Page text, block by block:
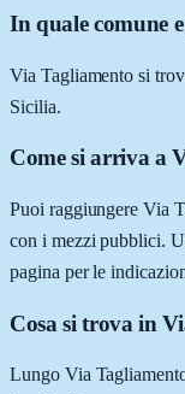
In quale comune
Via Tagliamento si
Sicilia.
Come si arriva a
Puoi raggiungere Via
con i mezzi pubblici.
pagina per le
Cosa si trova in
Lungo Via